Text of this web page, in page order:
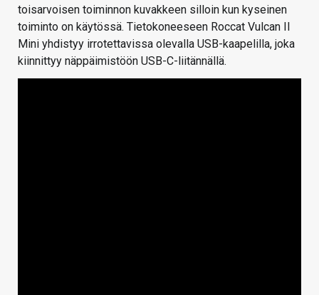
toisarvoisen toiminnon kuvakkeen silloin kun kyseinen
toiminto on käytössä. Tietokoneeseen Roccat Vulcan II
Mini yhdistyy irrotettavissa olevalla USB-kaapelilla, joka
kiinnittyy näppäimistöön USB-C-liitännällä.